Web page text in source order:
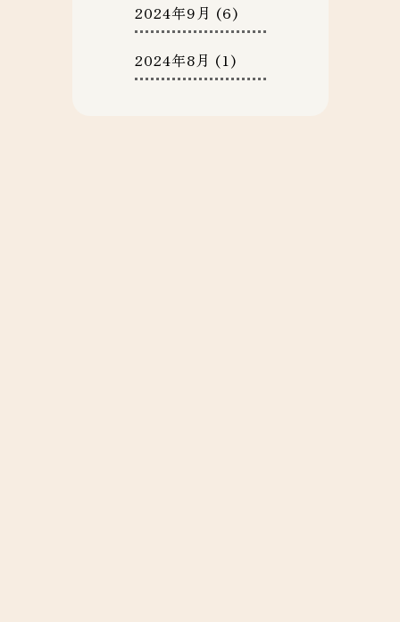
2024年9月 (6)
2024年8月 (1)